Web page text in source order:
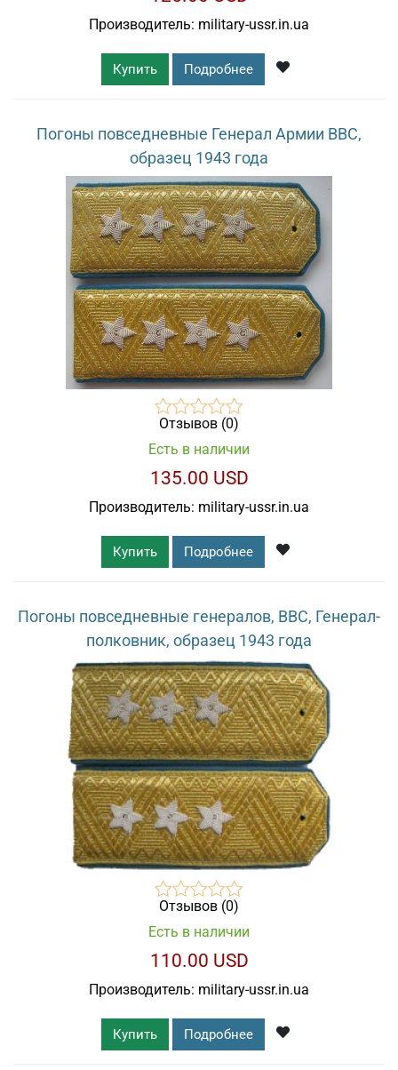
Производитель: military-ussr.in.ua
Купить Подробнее
Погоны повседневные Генерал Армии ВВС,
образец 1943 года
Отзывов (0)
Есть в наличии
135.00 USD
Производитель: military-ussr.in.ua
Купить Подробнее
Погоны повседневные генералов, ВВС, Генерал-
полковник, образец 1943 года
Отзывов (0)
Есть в наличии
110.00 USD
Производитель: military-ussr.in.ua
Купить Подробнее